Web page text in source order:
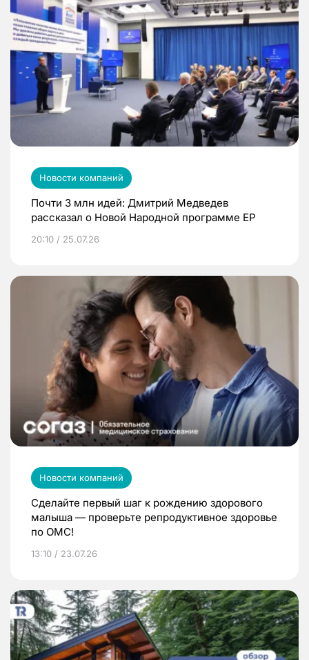
Новости компаний
Почти 3 млн идей: Дмитрий Медведев
рассказал о Новой Народной программе ЕР
20:10 / 25.07.26
Новости компаний
Сделайте первый шаг к рождению здорового
малыша — проверьте репродуктивное здоровье
по ОМС!
13:10 / 23.07.26